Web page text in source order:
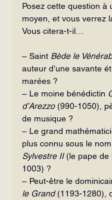
Posez cette question à
moyen, et vous verrez
Vous citera-t-il…
– Saint Bède le
auteur d’une savante
marées ?
– Le moine bénédictin
d’Arezzo (990-1050),
de musique ?
– Le grand
plus connu sous le
Sylvestre II (le pape de
1003) ?
– Peut-être le
le Grand (1193-1280),